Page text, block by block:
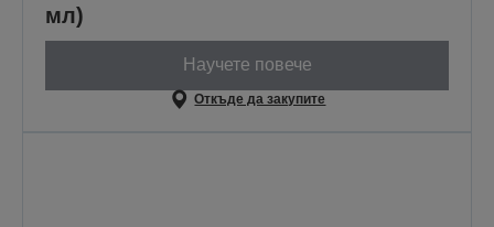
мл)
Научете повече
Откъде да закупите